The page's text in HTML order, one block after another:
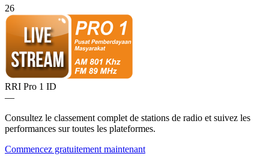
26
RRI Pro 1 ID
—
Consultez le classement complet de stations de radio et suivez les
performances sur toutes les plateformes.
Commencez gratuitement maintenant